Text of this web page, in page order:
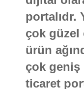
portalıdr.
çok güzel
ürün
çok geniş
ticaret